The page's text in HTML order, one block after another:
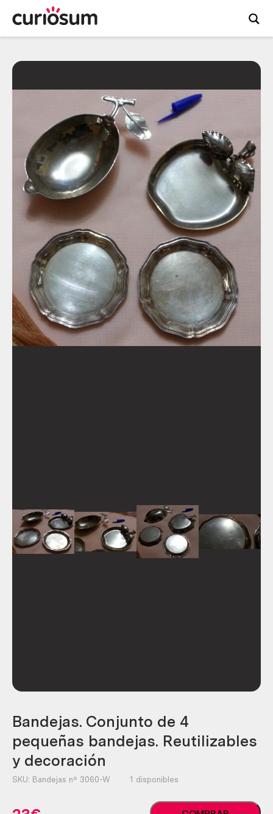
Bandejas. Conjunto de 4
pequeñas bandejas. Reutilizables
y decoración
SKU: Bandejas nº 3060-W 1 disponibles
Bandejas.